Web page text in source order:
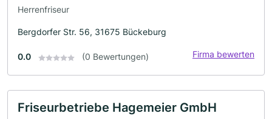
Herrenfriseur
Bergdorfer Str. 56, 31675 Bückeburg
0.0 (0 Bewertungen) Firma bewerten
Friseurbetriebe Hagemeier GmbH